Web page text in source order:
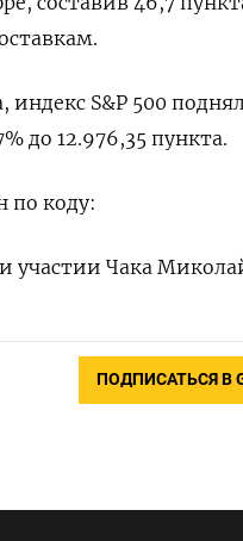
индекс S&P 500
до 12.976,35 пункта.
по коду:
участии Чака
ПОДПИСАТЬСЯ В